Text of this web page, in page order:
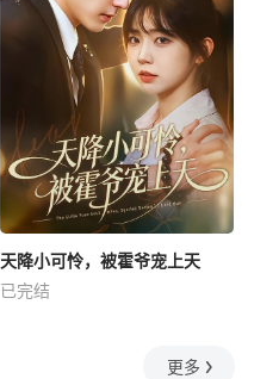
天降小可怜，被霍爷宠上天
已完结
更多